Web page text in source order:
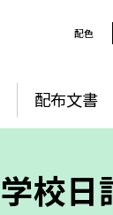
配色
配布文書
学校日